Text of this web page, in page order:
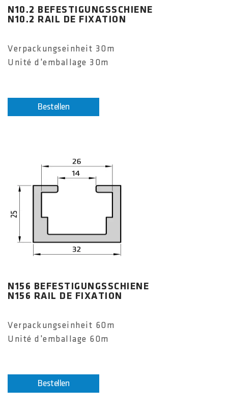
N10.2 BEFESTIGUNGSSCHIENE
N10.2 RAIL DE FIXATION
Verpackungseinheit 30m
Unité d'emballage 30m
Bestellen
N156 BEFESTIGUNGSSCHIENE
N156 RAIL DE FIXATION
Verpackungseinheit 60m
Unité d'emballage 60m
Bestellen